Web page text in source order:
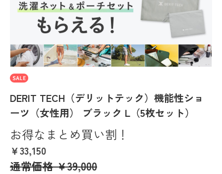
DERIT TECH（デリットテック）機能性ショ
ーツ（女性用） ブラック L（5枚セット）
お得なまとめ買い割！
￥33,150
通常価格￥39,000